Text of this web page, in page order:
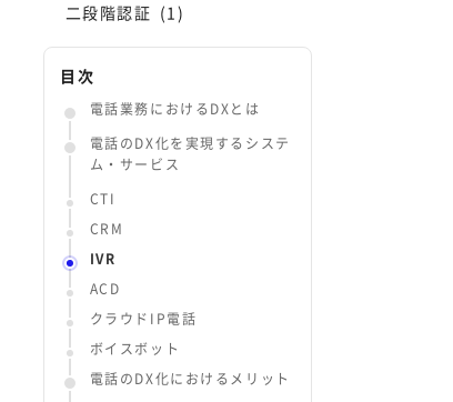
二段階認証 (1)
目次
電話業務におけるDXとは
電話のDX化を実現するシステ
ム・サービス
CTI
CRM
IVR
ACD
クラウドIP電話
ボイスボット
電話のDX化におけるメリット